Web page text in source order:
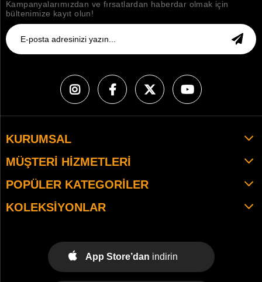
Kampanyalarımızdan ve fırsatlardan haberdar olmak için
bültenimize kayıt olun!
KURUMSAL
MÜŞTERI HIZMETLERI
POPÜLER KATEGORILER
KOLEKSIYONLAR
App Store’dan indirin